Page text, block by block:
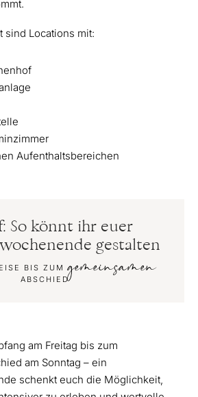
sind Locations mit:
Aufenthaltsbereichen
So könnt ihr euer
gestalten
BIS ZUMgemeinsamen
ABSCHIED
am Freitag bis zum
am Sonntag – ein
schenkt euch die Möglichkeit,